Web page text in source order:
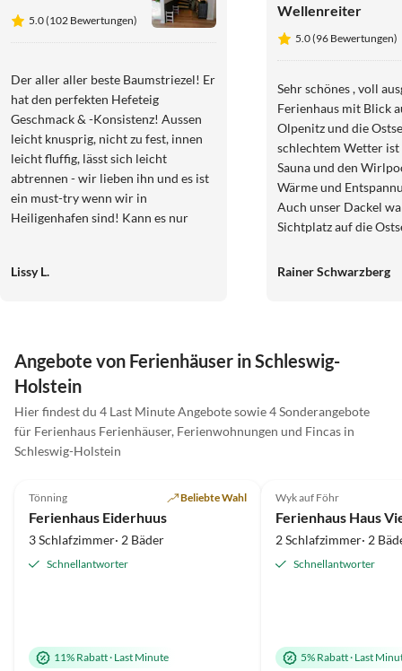
5.0 (102 Bewertungen)
Der aller aller beste Baumstriezel! Er
hat den perfekten Hefeteig
Geschmack & -Konsistenz! Aussen
leicht knusprig, nicht zu fest, innen
leicht fluffig, lässt sich leicht
abtrennen - wir lieben ihn und es ist
ein must-try wenn wir in
Heiligenhafen sind! Kann es nur
Lissy L.
Wellenreiter
5.0 (96 Bewertungen)
Sehr schönes , voll
Ferienhaus mit Blick
Olpenitz und die
schlechtem Wetter
Sauna und den
Wärme und
Auch unser Dackel
Sichtplatz auf die
Rainer Schwarzberg
Angebote von Ferienhäuser in Schleswig-
Holstein
Hier findest du 4 Last Minute Angebote sowie 4 Sonderangebote
für Ferienhaus Ferienhäuser, Ferienwohnungen und Fincas in
Schleswig-Holstein
Tönning Beliebte Wahl
Ferienhaus Eiderhuus
3 Schlafzimmer· 2 Bäder
Schnellantworter
11% Rabatt· Last Minute
Wyk auf Föhr
Ferienhaus Haus
2 Schlafzimmer· 2
Schnellantworter
5% Rabatt· Last